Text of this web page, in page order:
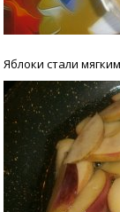
Яблоки стали